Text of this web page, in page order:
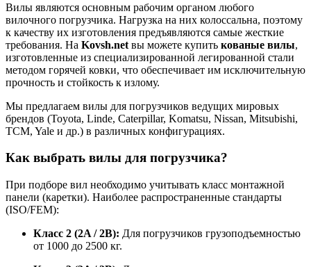
Вилы являются основным рабочим органом любого
вилочного погрузчика. Нагрузка на них колоссальна, поэтому
к качеству их изготовления предъявляются самые жесткие
требования. На Kovsh.net вы можете купить кованые вилы,
изготовленные из специализированной легированной стали
методом горячей ковки, что обеспечивает им исключительную
прочность и стойкость к излому.
Мы предлагаем вилы для погрузчиков ведущих мировых
брендов (Toyota, Linde, Caterpillar, Komatsu, Nissan, Mitsubishi,
TCM, Yale и др.) в различных конфигурациях.
Как выбрать вилы для погрузчика?
При подборе вил необходимо учитывать класс монтажной
панели (каретки). Наиболее распространенные стандарты
(ISO/FEM):
Класс 2 (2A / 2B): Для погрузчиков грузоподъемностью
от 1000 до 2500 кг.